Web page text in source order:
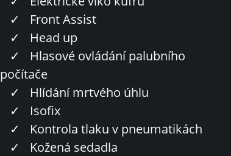
✓
Front Assist
✓
Head up
✓
Hlasové ovládání palubního
počítače
✓
Hlídání mrtvého úhlu
✓
Isofix
✓
Kontrola tlaku v pneumatikách
✓
Kožená sedadla